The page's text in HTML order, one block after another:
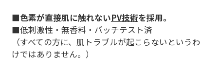
■色素が直接肌に触れないPV技術を採用。
■低刺激性・無香料・パッチテスト済
（すべての方に、肌トラブルが起こらないというわ
けではありません。）